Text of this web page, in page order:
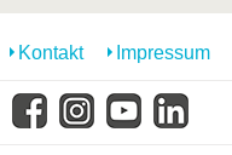
Kontakt Impressum